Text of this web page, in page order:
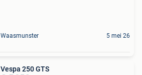
Waasmunster 5 mei 26
Vespa 250 GTS